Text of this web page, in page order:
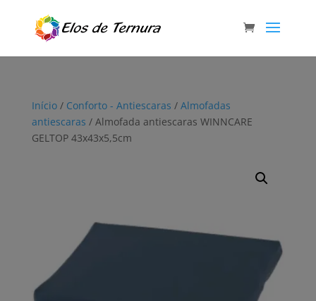
Início/ Conforto - Antiescaras / Almofadas
antiescaras / Almofada antiescaras WINNCARE
GELTOP 43x43x5,5cm